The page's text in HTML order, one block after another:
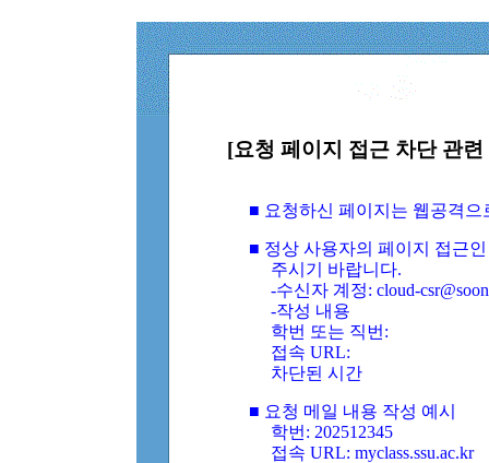
[요청 페이지 접근 차단 관
■ 요청하신 페이지는 웹공격
■ 정상 사용자의 페이지 접근
주시기 바랍니다.
-수신자 계정: cloud-
-작성 내용
학번 또는 직번:
접속 URL:
차단된 시간
■ 요청 메일 내용 작성 예시
학번: 202512345
접속 URL: myclass.ssu.ac.kr